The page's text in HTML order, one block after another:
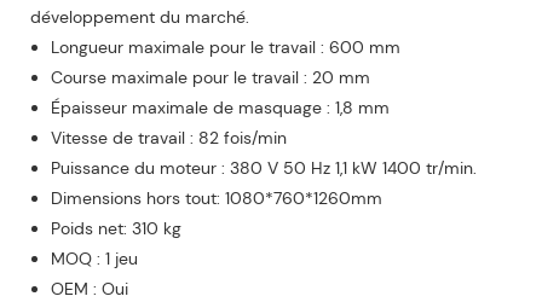
développement du marché.
Longueur maximale pour le travail : 600 mm
Course maximale pour le travail : 20 mm
Épaisseur maximale de masquage : 1,8 mm
Vitesse de travail : 82 fois/min
Puissance du moteur : 380 V 50 Hz 1,1 kW 1400 tr/min.
Dimensions hors tout: 1080*760*1260mm
Poids net: 310 kg
MOQ : 1 jeu
OEM : Oui